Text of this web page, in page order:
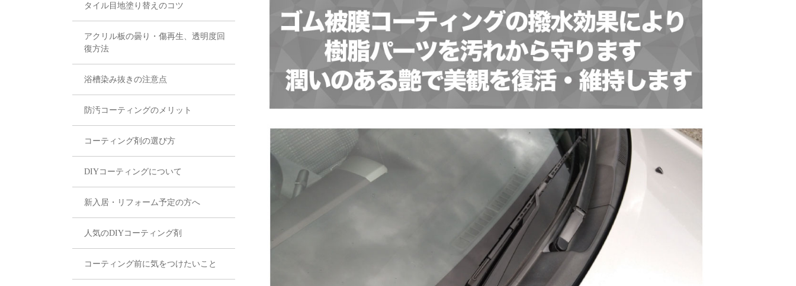
タイル目地塗り替えのコツ
アクリル板の曇り・傷再生、透明度回
復方法
浴槽染み抜きの注意点
防汚コーティングのメリット
コーティング剤の選び方
DIYコーティングについて
新入居・リフォーム予定の方へ
人気のDIYコーティング剤
コーティング前に気をつけたいこと